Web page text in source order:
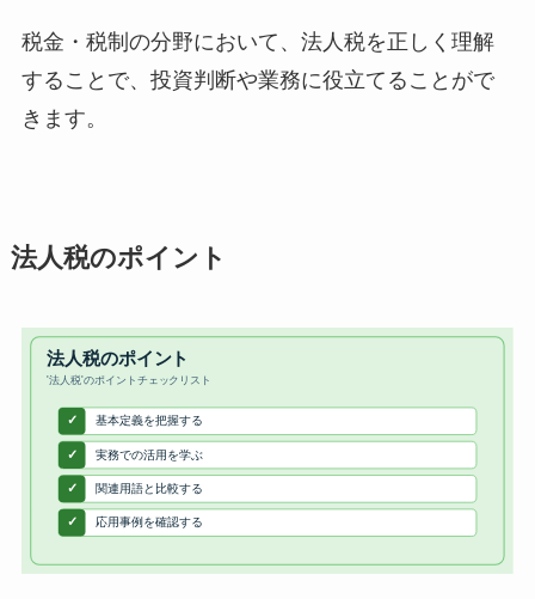
税金・税制の分野において、法人税を正しく理解
することで、投資判断や業務に役立てることがで
きます。
法人税のポイント